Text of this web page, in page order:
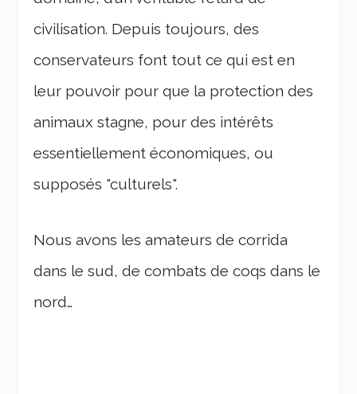
civilisation. Depuis toujours, des
conservateurs font tout ce qui est en
leur pouvoir pour que la protection des
animaux stagne, pour des intérêts
essentiellement économiques, ou
supposés "culturels".
Nous avons les amateurs de corrida
dans le sud, de combats de coqs dans le
nord…